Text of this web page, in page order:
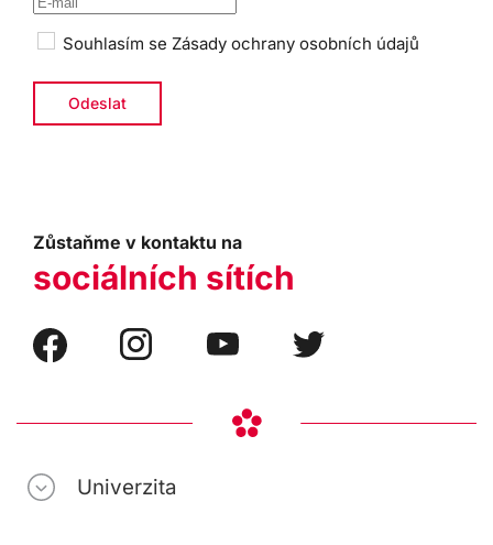
Souhlasím se Zásady ochrany osobních údajů
Zůstaňme v kontaktu na
sociálních sítích
Univerzita